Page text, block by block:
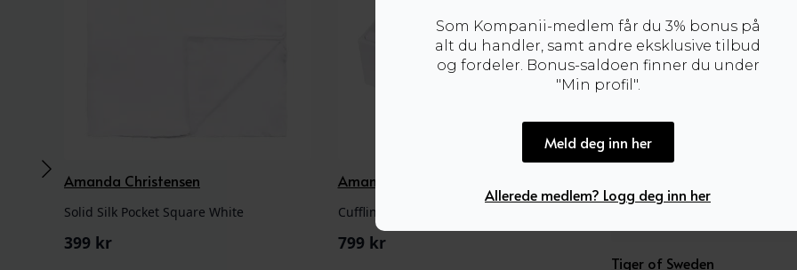
Amanda Christensen
Solid Silk Pocket Square White
399 kr
Amanda Christensen
Cufflinks & Studs Set Gold/Black
799 kr
Tiger of Sweden
Som Kompanii-medlem får du 3% bonus på
alt du handler, samt andre eksklusive tilbud
og fordeler. Bonus-saldoen finner du under
"Min profil".
Meld deg inn her
Allerede medlem? Logg deg inn her